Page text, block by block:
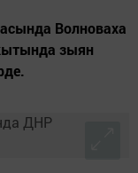
Волноваха
зыян